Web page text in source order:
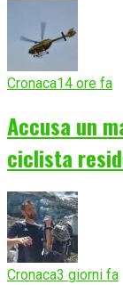
Cronaca14 ore fa
Accusa un
ciclista
Cronaca3 giorni fa